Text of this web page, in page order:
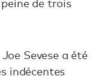
peine de trois
Sevese a été
indécentes